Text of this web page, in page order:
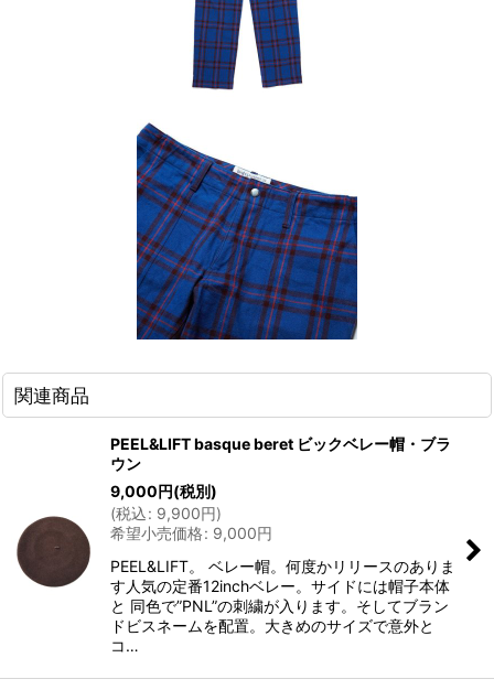
関連商品
PEEL&LIFT basque beret ビックベレー帽・ブラ
ウン
9,000円(税別)
(税込: 9,900円)
希望小売価格: 9,000円
PEEL&LIFT。 ベレー帽。何度かリリースのありま
す人気の定番12inchベレー。サイドには帽子本体
と 同色で”PNL”の刺繍が入ります。そしてブラン
ドビスネームを配置。大きめのサイズで意外と
コ…